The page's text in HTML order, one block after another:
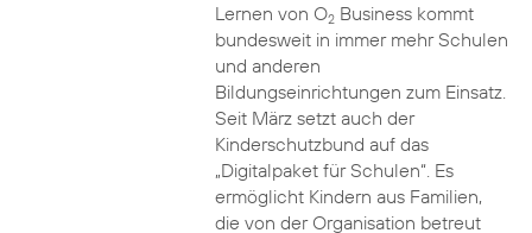
Lernen von O2Business kommt
bundesweit in immer mehr Schulen
und anderen
Bildungseinrichtungen zum Einsatz.
Seit März setzt auch der
Kinderschutzbund auf das
„Digitalpaket für Schulen“. Es
ermöglicht Kindern aus Familien,
die von der Organisation betreut